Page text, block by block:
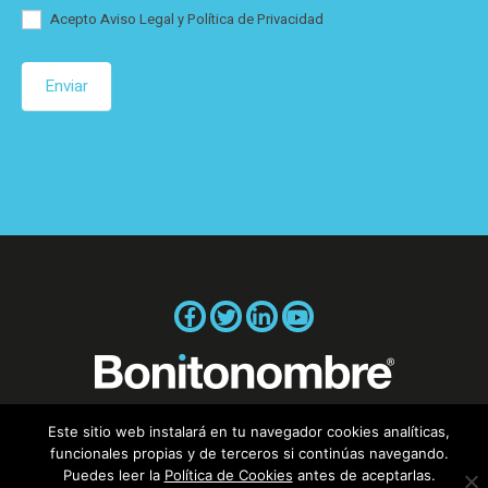
Acepto Aviso Legal y Política de Privacidad
Enviar
Aviso legal
Este sitio web instalará en tu navegador cookies analíticas,
funcionales propias y de terceros si continúas navegando.
Puedes leer la Política de Cookies antes de aceptarlas.